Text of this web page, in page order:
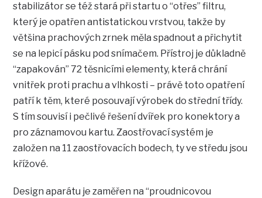
stabilizátor se též stará při startu o “otřes” filtru,
který je opatřen antistatickou vrstvou, takže by
většina prachových zrnek měla spadnout a přichytit
se na lepicí pásku pod snímačem. Přístroj je důkladně
“zapakován” 72 těsnicími elementy, která chrání
vnitřek proti prachu a vlhkosti – právě toto opatření
patří k těm, které posouvají výrobek do střední třídy.
S tím souvisí i pečlivé řešení dvířek pro konektory a
pro záznamovou kartu. Zaostřovací systém je
založen na 11 zaostřovacích bodech, ty ve středu jsou
křížové.
Design aparátu je zaměřen na “proudnicovou